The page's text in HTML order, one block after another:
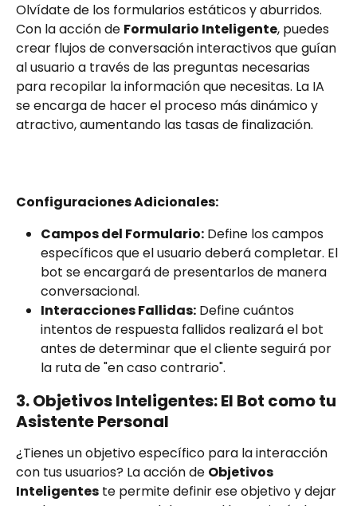
Olvídate de los formularios estáticos y aburridos.
Con la acción de Formulario Inteligente, puedes
crear flujos de conversación interactivos que guían
al usuario a través de las preguntas necesarias
para recopilar la información que necesitas. La IA
se encarga de hacer el proceso más dinámico y
atractivo, aumentando las tasas de finalización.
Configuraciones Adicionales:
Campos del Formulario: Define los campos
específicos que el usuario deberá completar. El
bot se encargará de presentarlos de manera
conversacional.
Interacciones Fallidas: Define cuántos
intentos de respuesta fallidos realizará el bot
antes de determinar que el cliente seguirá por
la ruta de "en caso contrario".
3. Objetivos Inteligentes: El Bot como tu
Asistente Personal
¿Tienes un objetivo específico para la interacción
con tus usuarios? La acción de Objetivos
Inteligentes te permite definir ese objetivo y dejar